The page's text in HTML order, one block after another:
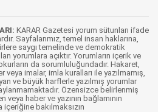
KARAR Gazetesi yorum sütunları ifade
Sayfalarımız, temel insan haklarına,
saygı temelinde ve demokratik
yorumlara açıktır. Yorumların içerik ve
da sorumluluğundadır. Hakaret,
imalar, imla kuralları ile yazılmamış,
ve büyük harflerle yazılmış yorumlar
Özensizce belirlenmiş
veya haber ve yazının bağlamının
içeriğine bakılmaksızın